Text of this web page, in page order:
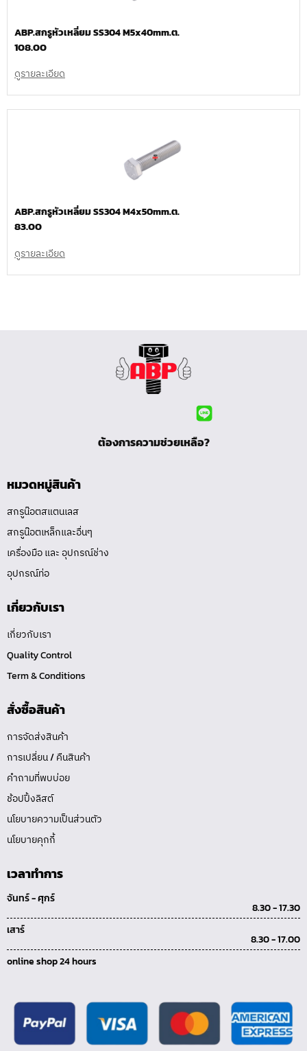
ABP.สกรูหัวเหลี่ยม SS304 M5x40mm.ต.
108.00
ดูรายละเอียด
ABP.สกรูหัวเหลี่ยม SS304 M4x50mm.ต.
83.00
ดูรายละเอียด
ต้องการความช่วยเหลือ?
หมวดหมู่สินค้า
สกรูน๊อตสแตนเลส
สกรูน๊อตเหล็กและอื่นๆ
เครื่องมือ และ อุปกรณ์ช่าง
อุปกรณ์ท่อ
เกี่ยวกับเรา
เกี่ยวกับเรา
Quality Control
Term & Conditions
สั่งซื้อสินค้า
การจัดส่งสินค้า
การเปลี่ยน / คืนสินค้า
คำถามที่พบบ่อย
ช้อปปิ้งลิสต์
นโยบายความเป็นส่วนตัว
นโยบายคุกกี้
เวลาทำการ
จันทร์ - ศุกร์
8.30 - 17.30
เสาร์
8.30 - 17.00
online shop 24 hours